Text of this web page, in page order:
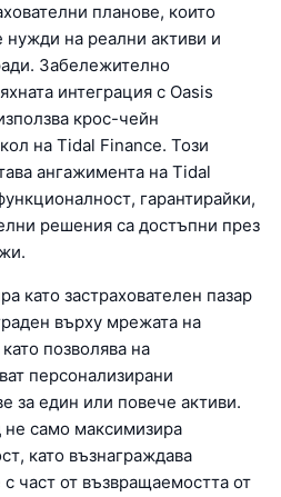
планове, които
нужди на реални активи и
Забележително
интеграция с Oasis
крос-чейн
на Tidal Finance. Този
ангажимента на Tidal
гарантирайки,
решения са достъпни през
като застрахователен пазар
върху мрежата на
позволява на
персонализирани
за един или повече активи.
не само максимизира
като възнаграждава
част от възвращаемостта от